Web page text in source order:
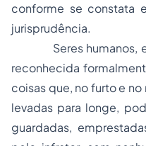
conforme se constata
jurisprudência.
Seres humanos,
reconhecida
coisas que, no furto e
levadas para longe,
guardadas,